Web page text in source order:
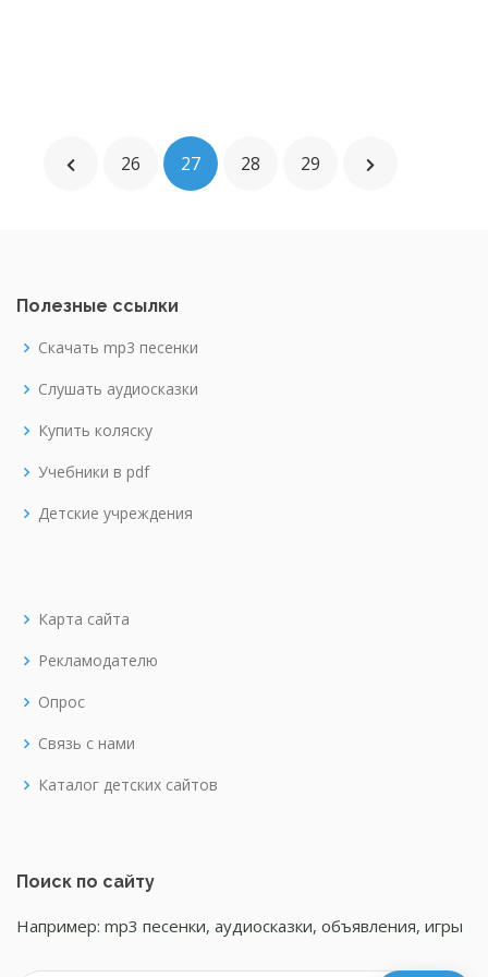
26 27 28 29
Полезные ссылки
Скачать mp3 песенки
Слушать аудиосказки
Купить коляску
Учебники в pdf
Детские учреждения
Карта сайта
Рекламодателю
Опрос
Связь с нами
Каталог детских сайтов
Поиск по сайту
Например: mp3 песенки, аудиосказки, объявления, игры